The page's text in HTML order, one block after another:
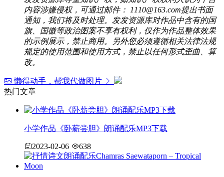
内容涉嫌侵权，可通过邮件： 1110@163.com提出书面
通知，我们将及时处理。发发资源库对作品中含有的国
旗、国徽等政治图案不享有权利，仅作为作品整体效果
的示例展示，禁止商用。另外您必须遵循相关法律法规
规定的使用范围和使用方式，禁止以任何形式歪曲、算
改。
懒得动手，帮我代做图片
热门文章
小学作品《卧薪尝胆》朗诵配乐MP3下载
2023-02-06 638